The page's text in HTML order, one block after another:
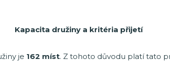
Kapacita družiny a kritéria přijetí
je 162 míst. Z tohoto důvodu platí tato